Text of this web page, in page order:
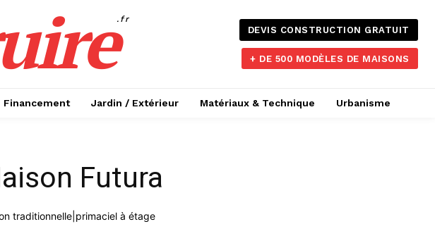
.fr
DEVIS CONSTRUCTION GRATUIT
+ DE 500 MODÈLES DE MAISONS
Financement Jardin / Extérieur Matériaux & Technique Urbanisme
Futura
traditionnelle|primaciel à étage